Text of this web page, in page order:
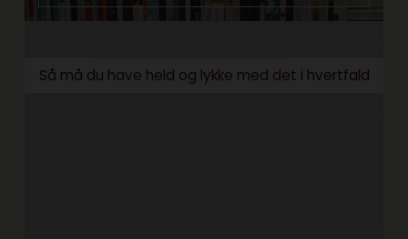
Så må du have held og lykke med det i hvertfald